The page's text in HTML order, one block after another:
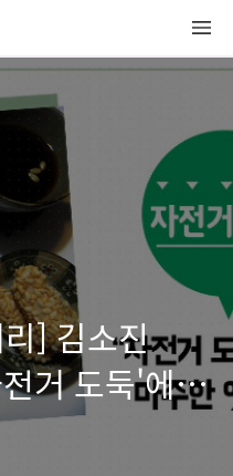
] 김소진
거 도둑'에서